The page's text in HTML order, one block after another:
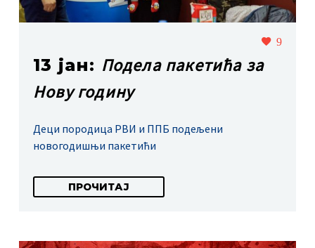
9
13 јан: Подела пакетића за
Нову годину
Деци породица РВИ и ППБ подељени
новогодишњи пакетићи
ПРОЧИТАЈ